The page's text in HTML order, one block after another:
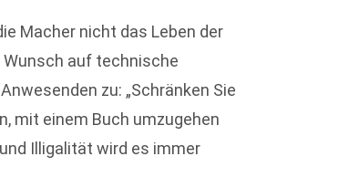
Macher nicht das Leben der
Wunsch auf technische
zu: „Schränken Sie
mit einem Buch umzugehen
Illigalität wird es immer